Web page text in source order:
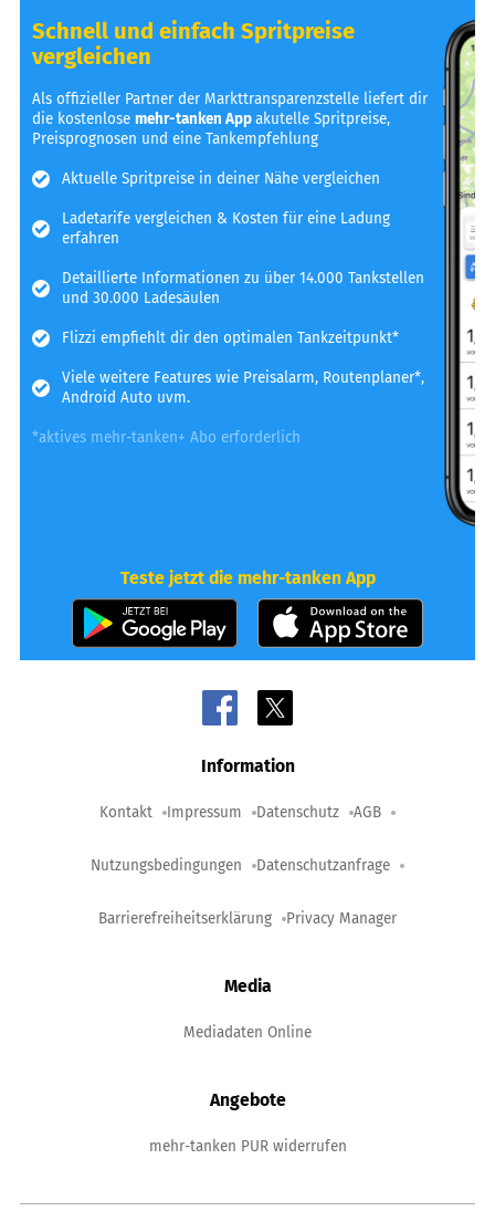
Schnell und einfach Spritpreise
vergleichen
Als offizieller Partner der Markttransparenzstelle liefert dir
die kostenlosemehr-tanken Appakutelle Spritpreise,
Preisprognosen und eine Tankempfehlung
Aktuelle Spritpreise in deiner Nähe vergleichen
Ladetarife vergleichen & Kosten für eine Ladung
erfahren
Detaillierte Informationen zu über 14.000 Tankstellen
und 30.000 Ladesäulen
Flizzi empfiehlt dir den optimalen Tankzeitpunkt*
Viele weitere Features wie Preisalarm, Routenplaner*,
Android Auto uvm.
*aktives mehr-tanken+ Abo erforderlich
Teste jetzt die mehr-tanken App
Information
Kontakt Impressum Datenschutz AGB
Nutzungsbedingungen Datenschutzanfrage
Barrierefreiheitserklärung Privacy Manager
Media
Mediadaten Online
Angebote
mehr-tanken PUR widerrufen